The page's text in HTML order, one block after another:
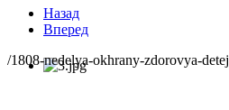
Назад
Вперед
/1808-nedelya-okhrany-zdorovya-detej